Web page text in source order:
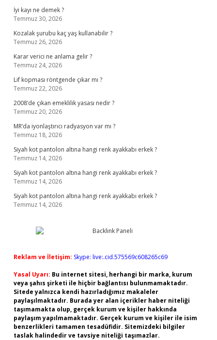
İyi kayı ne demek ?
Temmuz 30, 2026
Kozalak şurubu kaç yaş kullanabilir ?
Temmuz 26, 2026
Karar verici ne anlama gelir ?
Temmuz 24, 2026
Lif kopması röntgende çıkar mı ?
Temmuz 22, 2026
2008’de çıkan emeklilik yasası nedir ?
Temmuz 20, 2026
MR’da iyonlaştırıcı radyasyon var mı ?
Temmuz 18, 2026
Siyah kot pantolon altına hangi renk ayakkabı erkek ?
Temmuz 14, 2026
Siyah kot pantolon altına hangi renk ayakkabı erkek ?
Temmuz 14, 2026
Siyah kot pantolon altına hangi renk ayakkabı erkek ?
Temmuz 14, 2026
Reklam ve İletişim: Skype: live:.cid.575569c608265c69
Yasal Uyarı: Bu internet sitesi, herhangi bir marka, kurum
veya şahıs şirketi ile hiçbir bağlantısı bulunmamaktadır.
Sitede yalnızca kendi hazırladığımız makaleler
paylaşılmaktadır. Burada yer alan içerikler haber niteliği
taşımamakta olup, gerçek kurum ve kişiler hakkında
paylaşım yapılmamaktadır. Gerçek kurum ve kişiler ile isim
benzerlikleri tamamen tesadüfidir. Sitemizdeki bilgiler
taslak halindedir ve tavsiye niteliği taşımazlar.